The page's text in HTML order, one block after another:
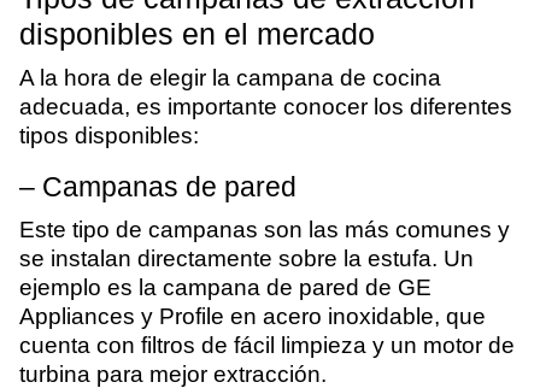
disponibles en el mercado
A la hora de elegir la campana de cocina
adecuada, es importante conocer los diferentes
tipos disponibles:
– Campanas de pared
Este tipo de campanas son las más comunes y
se instalan directamente sobre la estufa. Un
ejemplo es la campana de pared de GE
Appliances y Profile en acero inoxidable, que
cuenta con filtros de fácil limpieza y un motor de
turbina para mejor extracción.